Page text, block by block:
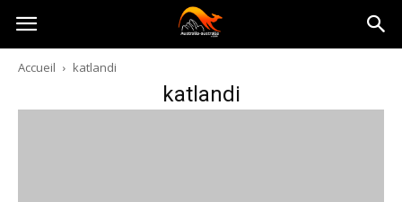
Australia-
australie.com
Accueil katlandi
katlandi